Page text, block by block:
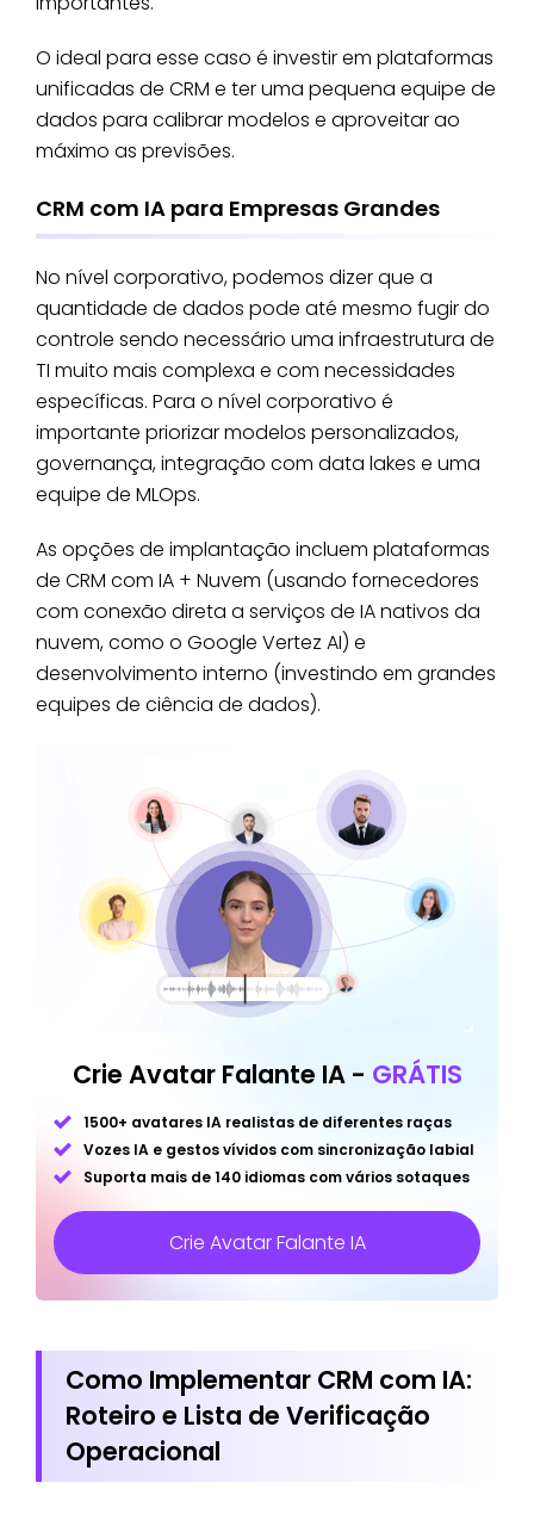
O ideal para esse caso é investir em plataformas
unificadas de CRM e ter uma pequena equipe de
dados para calibrar modelos e aproveitar ao
máximo as previsões.
CRM com IA para Empresas Grandes
No nível corporativo, podemos dizer que a
quantidade de dados pode até mesmo fugir do
controle sendo necessário uma infraestrutura de
TI muito mais complexa e com necessidades
específicas. Para o nível corporativo é
importante priorizar modelos personalizados,
governança, integração com data lakes e uma
equipe de MLOps.
As opções de implantação incluem plataformas
de CRM com IA + Nuvem (usando fornecedores
com conexão direta a serviços de IA nativos da
nuvem, como o Google Vertez AI) e
desenvolvimento interno (investindo em grandes
equipes de ciência de dados).
Crie Avatar Falante IA - GRÁTIS
1500+ avatares IA realistas de diferentes raças
Vozes IA e gestos vívidos com sincronização labial
Suporta mais de 140 idiomas com vários sotaques
Crie Avatar Falante IA
Como Implementar CRM com IA:
Roteiro e Lista de Verificação
Operacional